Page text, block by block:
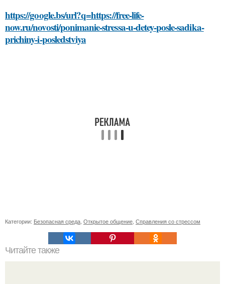
https://google.bs/url?q=https://free-life-
now.ru/novosti/ponimanie-stressa-u-detey-posle-sadika-
prichiny-i-posledstviya
Категории: Безопасная среда Открытое общение Справления со стрессом
Читайте также